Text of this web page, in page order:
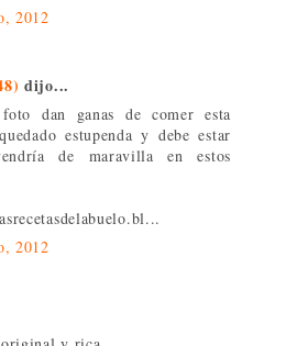
2012
dijo...
dan ganas de comer esta
estupenda y debe estar
de maravilla en estos
2012